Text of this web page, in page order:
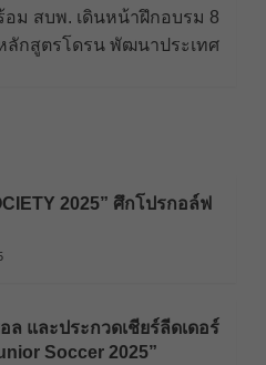
อม สบพ. เดินหน้าฝึกอบรม 8
ลักสูตรโดรน พัฒนาประเทศ
2025” ศึกโปรกอล์ฟ
และประกวดเชียร์ลีดเดอร์
Soccer 2025”